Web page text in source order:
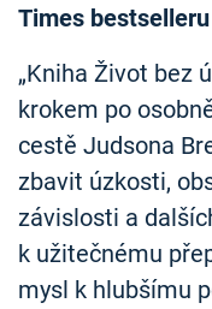
Times
„Kniha Život bez
krokem po
cestě Judsona
zbavit úzkosti,
závislosti a
k užitečnému
mysl k hlubšímu